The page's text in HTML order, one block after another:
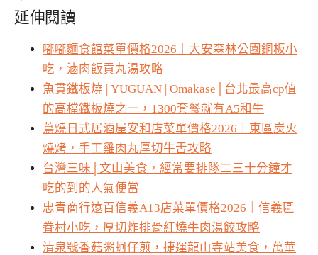
延伸閱讀
嘟嘟麵食館菜單價格2026｜大安森林公園銅板小
吃，滷肉飯貢丸湯攻略
魚貫鐵板燒 | YUGUAN | Omakase│台北最高cp值
的高檔鐵板燒之一，1300套餐就有A5和牛
蔦燒日式居酒屋安和店菜單價格2026｜東區炭火
燒烤，手工雞肉丸厚切牛舌攻略
台灣三味│文山美食，經常要排隊二三十分鐘才
吃的到的人氣便當
忠青商行遠百信義A13店菜單價格2026｜信義區
眷村小吃，厚切炸排骨紅燒牛肉湯餃攻略
清泉號香菇粥蚵仔煎，捷運龍山寺站美食，萬華